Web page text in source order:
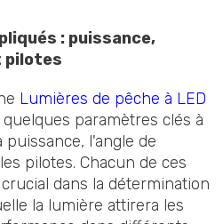
: puissance,
pilotes
Lumières de pêche à LED
quelques paramètres clés à
l'angle de
pilotes. Chacun de ces
dans la détermination
la lumière attirera les